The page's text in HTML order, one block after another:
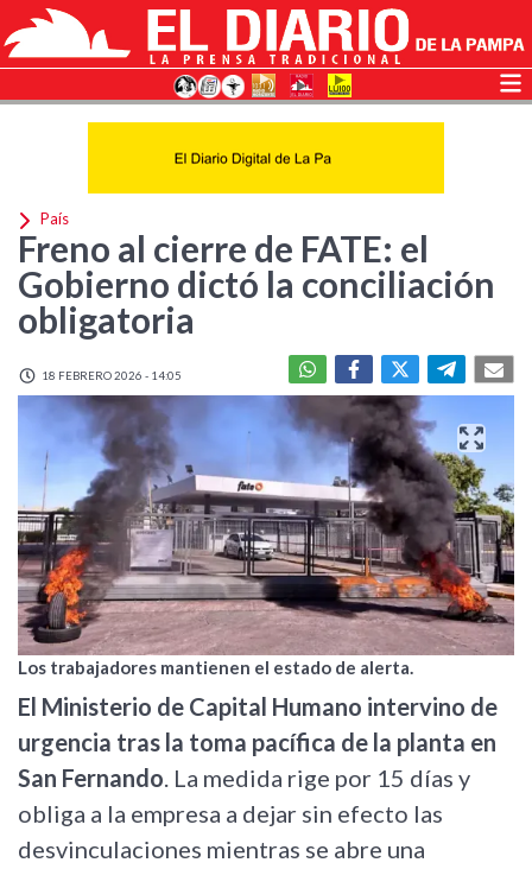
País
Freno al cierre de FATE: el
Gobierno dictó la conciliación
obligatoria
18 FEBRERO 2026 - 14:05
Los trabajadores mantienen el estado de alerta.
El Ministerio de Capital Humano intervino de
urgencia tras la toma pacífica de la planta en
San Fernando. La medida rige por 15 días y
obliga a la empresa a dejar sin efecto las
desvinculaciones mientras se abre una